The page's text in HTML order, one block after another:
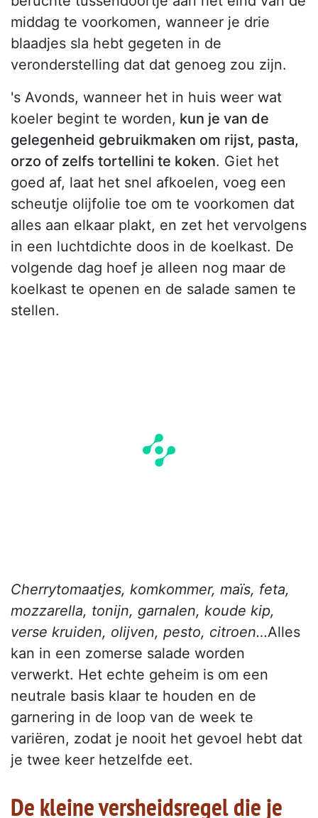
middag te voorkomen, wanneer je drie
blaadjes sla hebt gegeten in de
veronderstelling dat dat genoeg zou zijn.
's Avonds, wanneer het in huis weer wat
koeler begint te worden, kun je van de
gelegenheid gebruikmaken om rijst, pasta,
orzo of zelfs tortellini te koken. Giet het
goed af, laat het snel afkoelen, voeg een
scheutje olijfolie toe om te voorkomen dat
alles aan elkaar plakt, en zet het vervolgens
in een luchtdichte doos in de koelkast. De
volgende dag hoef je alleen nog maar de
koelkast te openen en de salade samen te
stellen.
Cherrytomaatjes, komkommer, maïs, feta,
mozzarella, tonijn, garnalen, koude kip,
verse kruiden, olijven, pesto, citroen…Alles
kan in een zomerse salade worden
verwerkt. Het echte geheim is om een
neutrale basis klaar te houden en de
garnering in de loop van de week te
variëren, zodat je nooit het gevoel hebt dat
je twee keer hetzelfde eet.
De kleine versheidsregel die je